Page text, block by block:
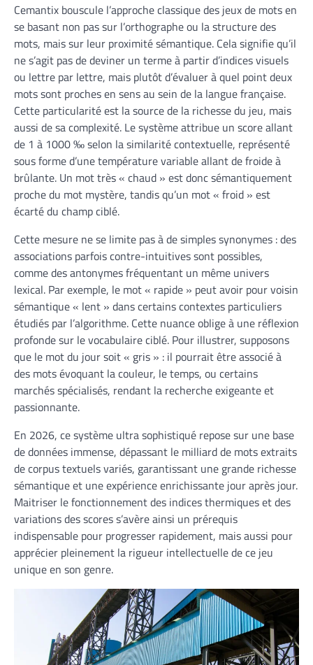
Cemantix bouscule l’approche classique des jeux de mots en
se basant non pas sur l’orthographe ou la structure des
mots, mais sur leur proximité sémantique. Cela signifie qu’il
ne s’agit pas de deviner un terme à partir d’indices visuels
ou lettre par lettre, mais plutôt d’évaluer à quel point deux
mots sont proches en sens au sein de la langue française.
Cette particularité est la source de la richesse du jeu, mais
aussi de sa complexité. Le système attribue un score allant
de 1 à 1000 ‰ selon la similarité contextuelle, représenté
sous forme d’une température variable allant de froide à
brûlante. Un mot très « chaud » est donc sémantiquement
proche du mot mystère, tandis qu’un mot « froid » est
écarté du champ ciblé.
Cette mesure ne se limite pas à de simples synonymes : des
associations parfois contre-intuitives sont possibles,
comme des antonymes fréquentant un même univers
lexical. Par exemple, le mot « rapide » peut avoir pour voisin
sémantique « lent » dans certains contextes particuliers
étudiés par l’algorithme. Cette nuance oblige à une réflexion
profonde sur le vocabulaire ciblé. Pour illustrer, supposons
que le mot du jour soit « gris » : il pourrait être associé à
des mots évoquant la couleur, le temps, ou certains
marchés spécialisés, rendant la recherche exigeante et
passionnante.
En 2026, ce système ultra sophistiqué repose sur une base
de données immense, dépassant le milliard de mots extraits
de corpus textuels variés, garantissant une grande richesse
sémantique et une expérience enrichissante jour après jour.
Maitriser le fonctionnement des indices thermiques et des
variations des scores s’avère ainsi un prérequis
indispensable pour progresser rapidement, mais aussi pour
apprécier pleinement la rigueur intellectuelle de ce jeu
unique en son genre.